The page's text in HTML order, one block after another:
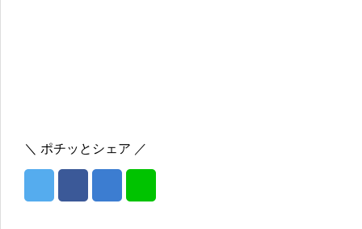
＼ ポチッとシェア ／